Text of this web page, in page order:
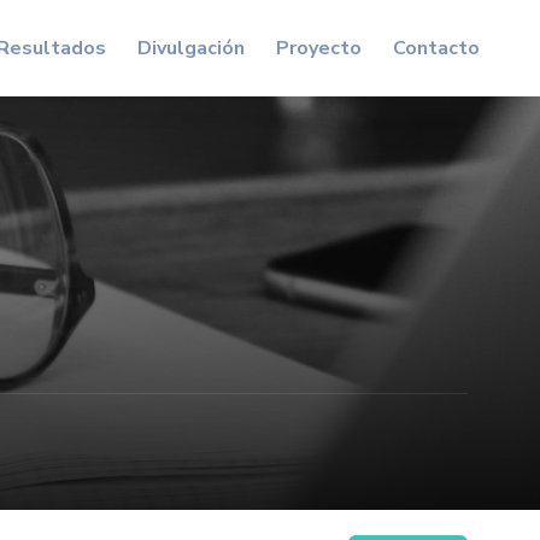
Divulgación Proyecto Contacto